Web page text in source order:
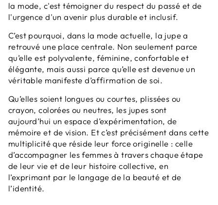
la mode, c'est témoigner du respect du passé et de
l'urgence d'un avenir plus durable et inclusif.
C’est pourquoi, dans la mode actuelle, la jupe a
retrouvé une place centrale. Non seulement parce
qu’elle est polyvalente, féminine, confortable et
élégante, mais aussi parce qu’elle est devenue un
véritable manifeste d’affirmation de soi.
Qu’elles soient longues ou courtes, plissées ou
crayon, colorées ou neutres, les jupes sont
aujourd’hui un espace d’expérimentation, de
mémoire et de vision. Et c’est précisément dans cette
multiplicité que réside leur force originelle : celle
d’accompagner les femmes à travers chaque étape
de leur vie et de leur histoire collective, en
l’exprimant par le langage de la beauté et de
l’identité.